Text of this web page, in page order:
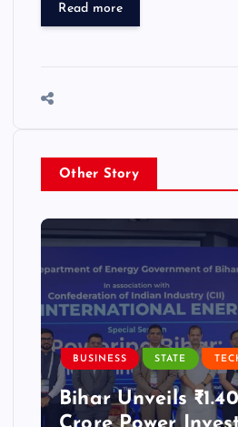
Read more
Other Story
BUSINESS STATE
Bihar Unveils